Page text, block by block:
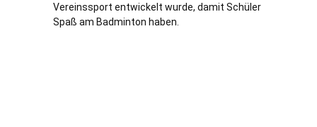
Vereinssport entwickelt wurde, damit Schüler
Spaß am Badminton haben.